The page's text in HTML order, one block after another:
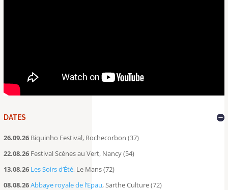
DATES
26.09.26 Biquinho Festival, Rochecorbon (37)
22.08.26 Festival Scènes au Vert, Nancy (54)
13.08.26 Les Soirs d’Été, Le Mans (72)
08.08.26Abbaye royale de l’Epau, Sarthe Culture (72)